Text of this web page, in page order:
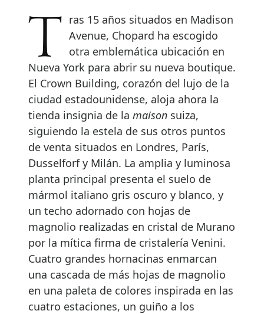
Tras 15 años situados en Madison Avenue, Chopard ha escogido
otra emblemática ubicación en
Nueva York para abrir su nueva boutique.
El Crown Building, corazón del lujo de la
ciudad estadounidense, aloja ahora la
tienda insignia de la maison suiza,
siguiendo la estela de sus otros puntos
de venta situados en Londres, París,
Dusselforf y Milán. La amplia y luminosa
planta principal presenta el suelo de
mármol italiano gris oscuro y blanco, y
un techo adornado con hojas de
magnolio realizadas en cristal de Murano
por la mítica firma de cristalería Venini.
Cuatro grandes hornacinas enmarcan
una cascada de más hojas de magnolio
en una paleta de colores inspirada en las
cuatro estaciones, un guiño a los